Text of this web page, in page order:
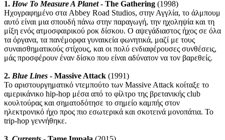
1. How To Measure A Planet- The Gathering (1998)
Ηχογραφημένο στα Abbey Road Studios, στην Αγγλία, το άλμπουμ
αυτό είναι μια σπουδή πάνω στην παραγωγή, την ηχοληψία και τη
μίξη ενός ατμοσφαιρικού ροκ δίσκου. Ο αψεγάδιαστος ήχος σε όλα
τα όργανα, τα πανέμορφα γυναικεία φωνητικά, μαζί με τους
συναισθηματικούς στίχους, και οι πολύ ενδιαφέρουσες συνθέσεις,
μάς προσφέρουν έναν δίσκο που είναι αδύνατον να τον βαρεθείς.
2. Blue Lines - Massive Attack (1991)
Το αριστουργηματικό ντεμπούτο των Massive Attack κοίταξε το
αμερικάνικο hip-hop μέσα από το φίλτρο της βρετανικής club
κουλτούρας και σηματοδότησε το σημείο καμπής στον
ηλεκτρονικό ήχο προς πιο εσωτερικά και σκοτεινά μονοπάτια. Το
trip-hop γεννήθηκε.